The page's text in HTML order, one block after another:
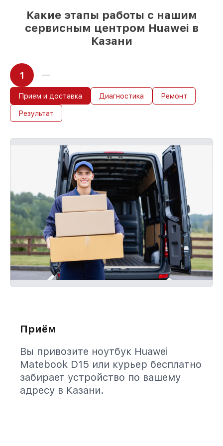
Какие этапы работы с нашим
сервисным центром Huawei в
Казани
1
Прием и доставка Диагностика Ремонт
Результат
Приём
Вы привозите ноутбук Huawei
Matebook D15 или курьер бесплатно
забирает устройство по вашему
адресу в Казани.